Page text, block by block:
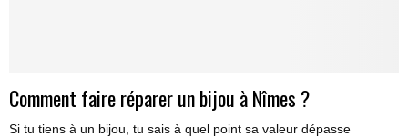
Comment faire réparer un bijou à Nîmes ?
Si tu tiens à un bijou, tu sais à quel point sa valeur dépasse